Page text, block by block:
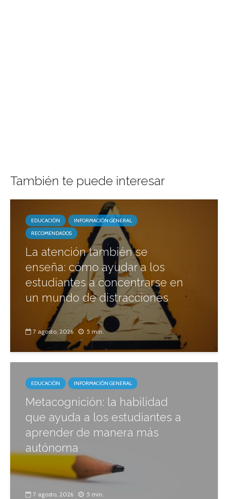
También te puede interesar
EDUCACIÓN
INFORMACIÓN GENERAL
RECOMENDADOS
La atención también se
enseña: cómo ayudar a los
estudiantes a concentrarse en
un mundo de distracciones
7 agosto, 2026 5 min.
EDUCACIÓN INFORMACIÓN GENERAL
Metacognición: la habilidad
que ayuda a los estudiantes a
aprender de manera más
autónoma
7 agosto, 2026 5 min.